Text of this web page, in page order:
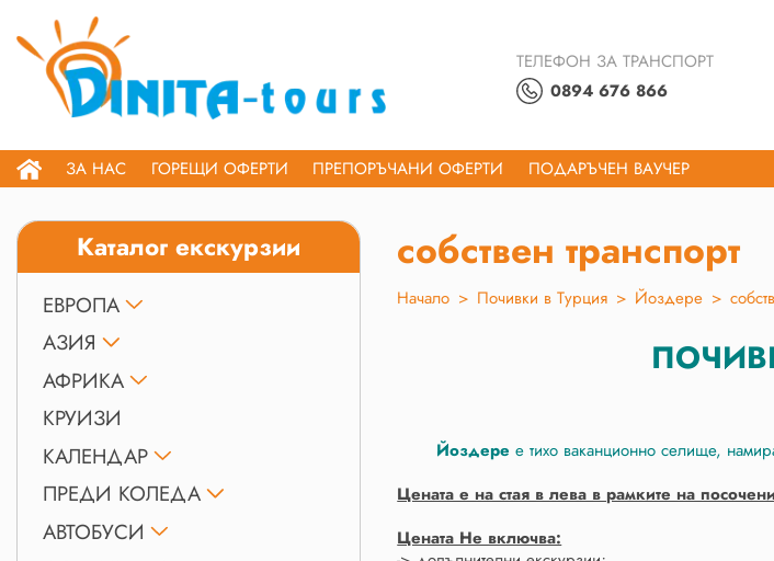
ТЕЛЕФОН ЗА ТРАНСПОРТ
0894 676 866
ЗА НАС ГОРЕЩИ ОФЕРТИ ПРЕПОРЪЧАНИ ОФЕРТИ ПОДАРЪЧЕН ВАУЧЕР
Каталог екскурзии
ЕВРОПА
АЗИЯ
АФРИКА
КРУИЗИ
КАЛЕНДАР
ПРЕДИ КОЛЕДА
АВТОБУСИ
собствен транспорт
Начало > Почивки в Турция > Йоздере >
Йоздере е тихо ваканционно селище,
Цената е на стая в лева в рамките на
Цената Не включва: